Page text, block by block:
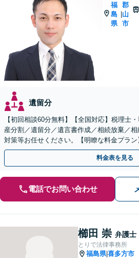
福
島
県
郡
山
市
遺留分
【初回相談60分無料】【全国対応】税理士
産分割／遺留分／遺言書作成／相続放棄／
対策等お任せください。【明瞭な料金プラン
話相談可】
料金表を見る
電話でお問い合わせ
櫛田 崇 弁護士
とりで法律事務所
福島県|喜多方市